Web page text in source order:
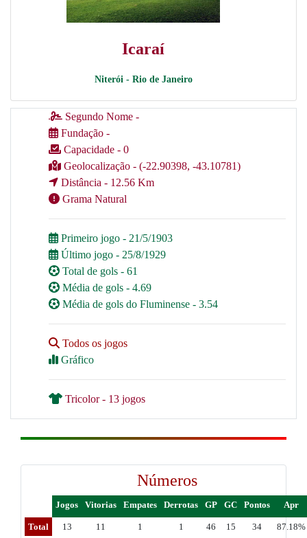
Icaraí
Niterói - Rio de Janeiro
Segundo Nome -
Fundação -
Capacidade - 0
Geolocalização - (-22.90398, -43.10781)
Distância - 12.56 Km
Grama Natural
Primeiro jogo - 21/5/1903
Último jogo - 25/8/1929
Total de gols - 61
Média de gols - 4.69
Média de gols do Fluminense - 3.54
Todos os jogos
Gráfico
Tricolor - 13 jogos
Números
Jogos Vitorias Empates Derrotas GP GC Pontos Apr
Total 13 11 1 1 46 15 34 87.18%